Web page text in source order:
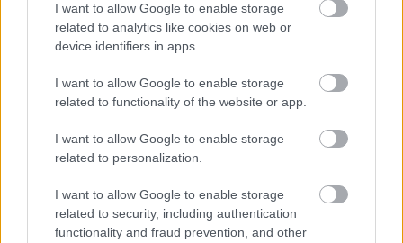
I want to allow Google to enable storage
related to analytics like cookies on web or
device identifiers in apps.
I want to allow Google to enable storage
related to functionality of the website or app.
I want to allow Google to enable storage
related to personalization.
I want to allow Google to enable storage
related to security, including authentication
functionality and fraud prevention, and other
átlagos vagyona már ott tart, ahol az első szezonban
csak a 11-12. hét környékén járt. Ez lényegében azt
jelenti, hogy a korábban hónapok alatt összegyűjtött
felszerelés- és pénzmennyiséget most sokan két hét
alatt elérték. A fejlesztők eredetileg gyorsítani akarták a
büntetőnek érződött, de a mostani állapot szerintük már
túl messzire ment.